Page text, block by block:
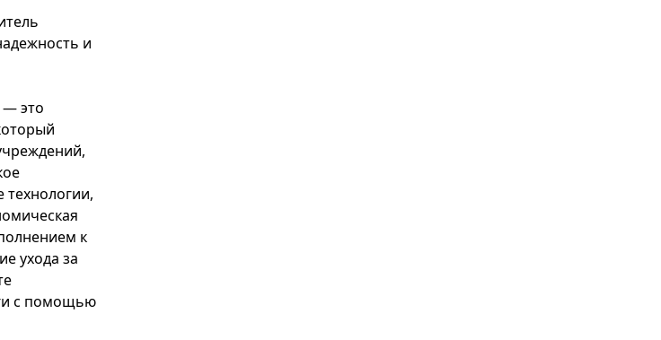
и
— это
к
ухода за
с помощью